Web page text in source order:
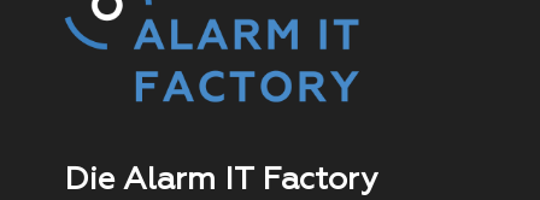
Die Alarm IT Factory